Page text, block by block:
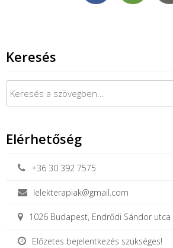
Keresés
Keresés:
Elérhetőség
+36 30 392 7575
lelekterapiak@gmail.com
1026 Budapest, Endrődi Sándor
Előzetes bejelentkezés szükséges!